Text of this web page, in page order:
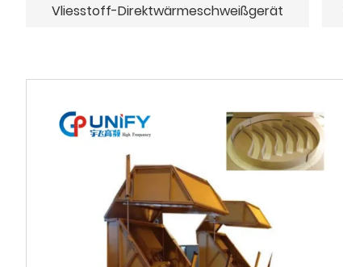
Vliesstoff-Direktwärmeschweißgerät